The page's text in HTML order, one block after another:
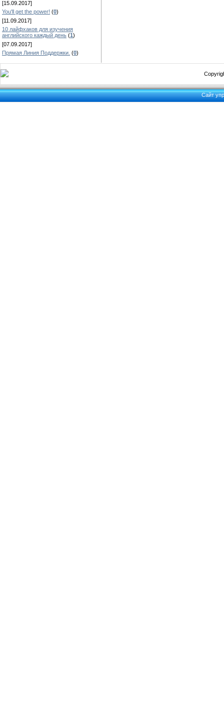
[15.09.2017]
You'll get the power! (0)
[11.09.2017]
10 лайфхаков для изучения
английского каждый день (1)
[07.09.2017]
Прямая Линия Поддержки. (0)
Сайт